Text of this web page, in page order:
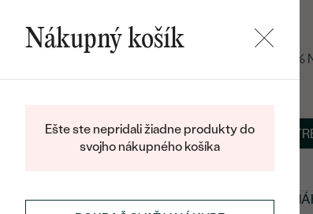
LETNÝ BLACK FRIDAY: −25
BLOGŠPERKY NA MIERU DOHODNÚŤ
PRÍVESKY A NÁHRDELNÍKYPERLOVÉ PRÍVESKY A
Nákupný košík
Ešte ste nepridali žiadne produkty do
svojho nákupného košíka